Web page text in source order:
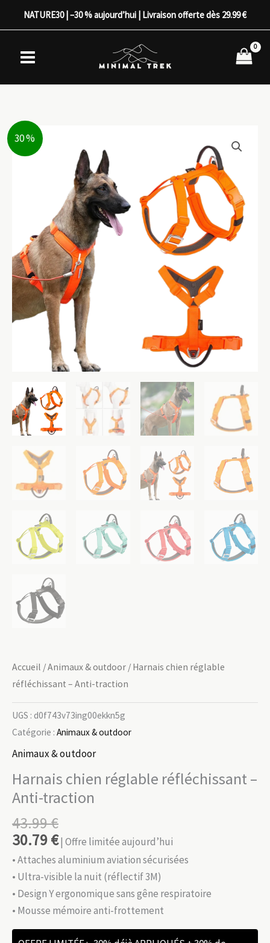
NATURE30 | –30 % aujourd’hui | Livraison offerte dès 29.99 €
30 %
Accueil /Animaux & outdoor / Harnais chien réglable
réfléchissant – Anti-traction
UGS : d0f743v73ing00ekkn5g
Catégorie : Animaux & outdoor
Animaux & outdoor
Harnais chien réglable réfléchissant –
Anti-traction
43.99€
30.79€| Offre limitée aujourd’hui
• Attaches aluminium aviation sécurisées
• Ultra-visible la nuit (réflectif 3M)
• Design Y ergonomique sans gêne respiratoire
• Mousse mémoire anti-frottement